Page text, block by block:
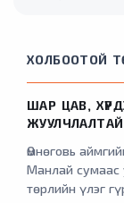
ХОЛБООТОЙ
ШАР ЦАВ,
Өмнөговь
Манлай
төрлийн үлэг